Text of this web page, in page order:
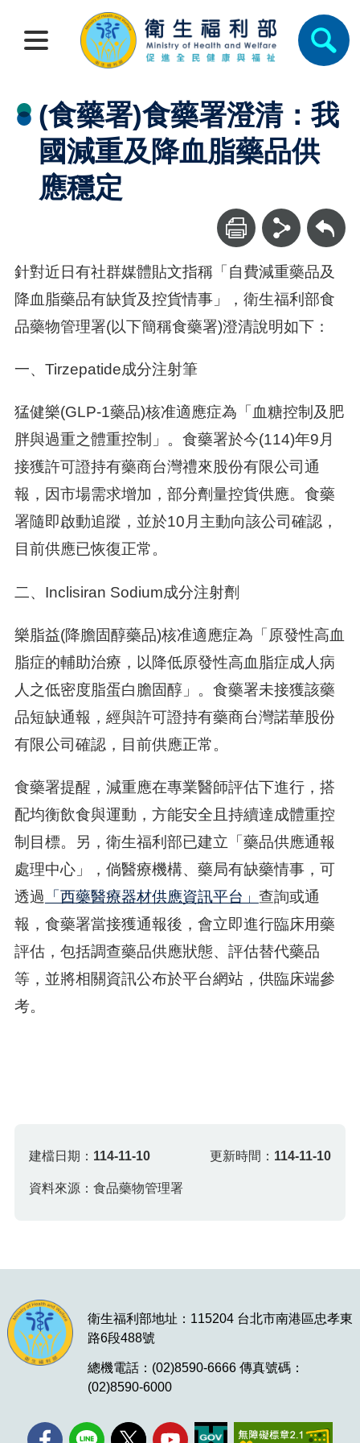
(食藥署)食藥署澄清：我
國減重及降血脂藥品供
應穩定
回上一頁
針對近日有社群媒體貼文指稱「自費減重藥品及
降血脂藥品有缺貨及控貨情事」，衛生福利部食
品藥物管理署(以下簡稱食藥署)澄清說明如下：
一、Tirzepatide成分注射筆
猛健樂(GLP-1藥品)核准適應症為「血糖控制及肥
胖與過重之體重控制」。食藥署於今(114)年9月
接獲許可證持有藥商台灣禮來股份有限公司通
報，因市場需求增加，部分劑量控貨供應。食藥
署隨即啟動追蹤，並於10月主動向該公司確認，
目前供應已恢復正常。
二、Inclisiran Sodium成分注射劑
樂脂益(降膽固醇藥品)核准適應症為「原發性高血
脂症的輔助治療，以降低原發性高血脂症成人病
人之低密度脂蛋白膽固醇」。食藥署未接獲該藥
品短缺通報，經與許可證持有藥商台灣諾華股份
有限公司確認，目前供應正常。
食藥署提醒，減重應在專業醫師評估下進行，搭
配均衡飲食與運動，方能安全且持續達成體重控
制目標。另，衛生福利部已建立「藥品供應通報
處理中心」，倘醫療機構、藥局有缺藥情事，可
透過 「西藥醫療器材供應資訊平台」 查詢或通
報，食藥署當接獲通報後，會立即進行臨床用藥
評估，包括調查藥品供應狀態、評估替代藥品
等，並將相關資訊公布於平台網站，供臨床端參
考。
建檔日期： 114-11-10 更新時間： 114-11-10
資料來源：食品藥物管理署
衛生福利部地址：115204 台北市南港區忠孝東
路6段488號
總機電話：(02)8590-6666 傳真號碼：
(02)8590-6000